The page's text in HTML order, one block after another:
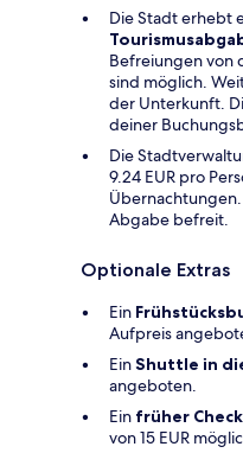
Die Stadt erhebt
Befreiungen von
sind möglich.
der Unterkunft.
deiner
Die
9.24 EUR pro
Abgabe befreit.
Optionale Extras
Ein
Aufpreis
EinShuttle in
angeboten.
Ein früher
von 15 EUR